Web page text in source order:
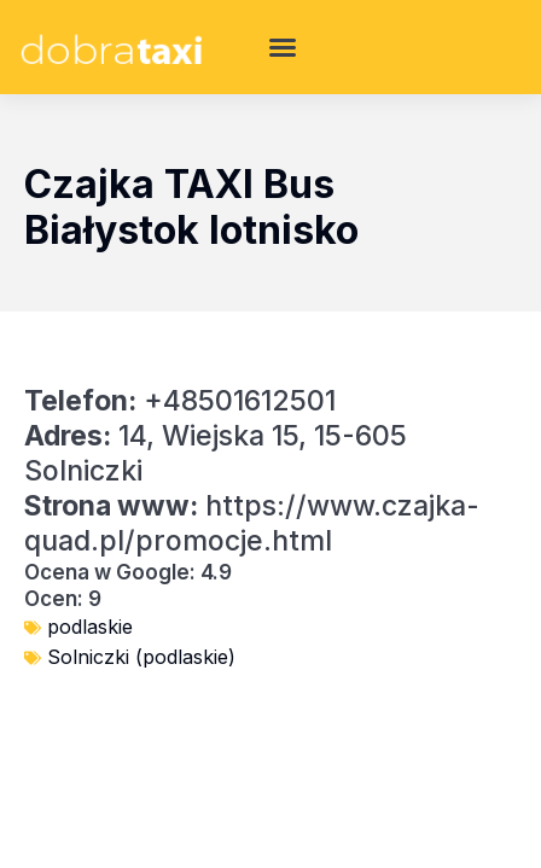
Czajka TAXI Bus
Białystok lotnisko
Telefon: +48501612501
Adres: 14, Wiejska 15, 15-605
Solniczki
Strona www: https://www.czajka-
quad.pl/promocje.html
Ocena w Google: 4.9
Ocen: 9
podlaskie
Solniczki (podlaskie)